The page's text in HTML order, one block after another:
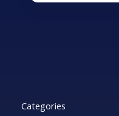
Categories